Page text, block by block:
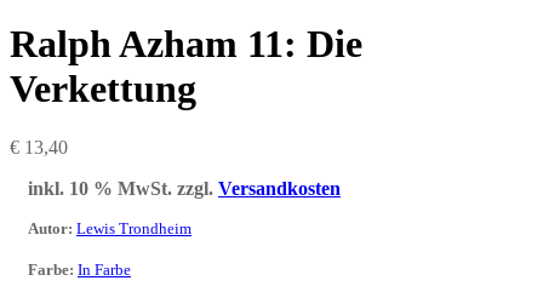
Ralph Azham 11: Die
Verkettung
€ 13,40
inkl. 10 % MwSt. zzgl. Versandkosten
Autor: Lewis Trondheim
Farbe: In Farbe